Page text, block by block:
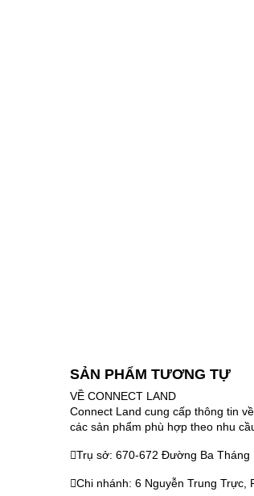
SẢN PHẨM TƯƠNG TỰ
VỀ CONNECT LAND
Connect Land cung cấp thông tin
các sản phẩm phù hợp theo nhu
Trụ sở: 670-672 Đường Ba Tháng
Chi nhánh: 6 Nguyễn Trung